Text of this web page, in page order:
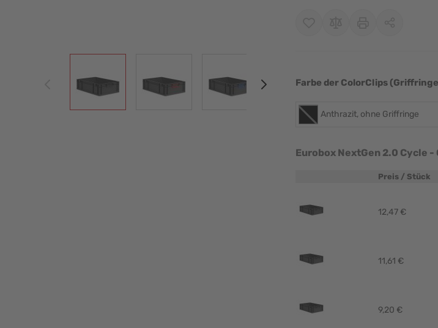
Farbe der ColorClips
Anthrazit, ohne Griffringe
Preis / Stück
12,47 €
11,61 €
9,20 €